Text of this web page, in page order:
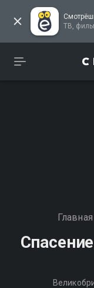
Главная